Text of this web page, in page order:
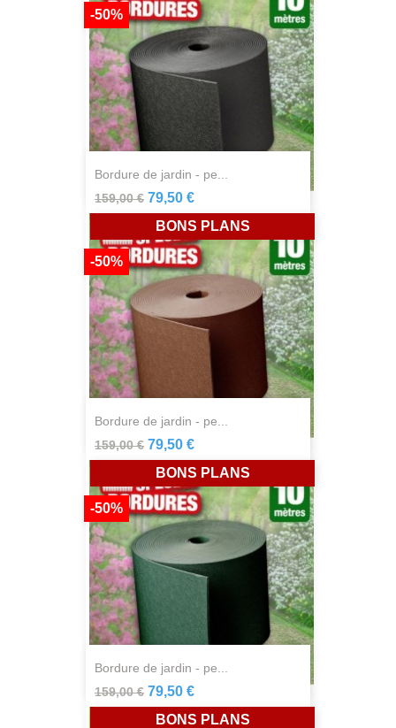
bordure de jardin - pe...
159,00 €
-50%
79,50 €
bordure de jardin - pe...
159,00 €
-50%
79,50 €
BONS PLANS
bordure de jardin - pe...
159,00 €
-50%
79,50 €
BONS PLANS
BONS PLANS